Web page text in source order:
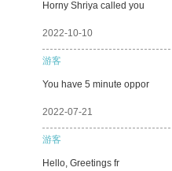
Horny Shriya called you
2022-10-10
游客
You have 5 minute oppor
2022-07-21
游客
Hello, Greetings fr